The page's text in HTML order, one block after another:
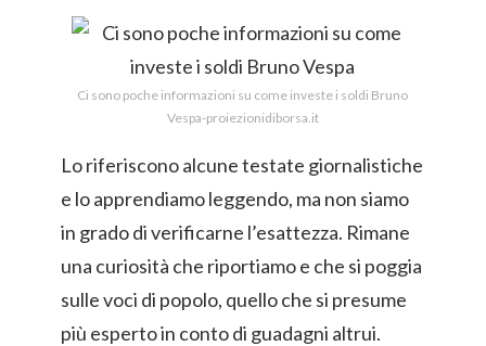
Ci sono poche informazioni su come investe i soldi Bruno
Vespa-proiezionidiborsa.it
Lo riferiscono alcune testate giornalistiche
e lo apprendiamo leggendo, ma non siamo
in grado di verificarne l’esattezza. Rimane
una curiosità che riportiamo e che si poggia
sulle voci di popolo, quello che si presume
più esperto in conto di guadagni altrui.